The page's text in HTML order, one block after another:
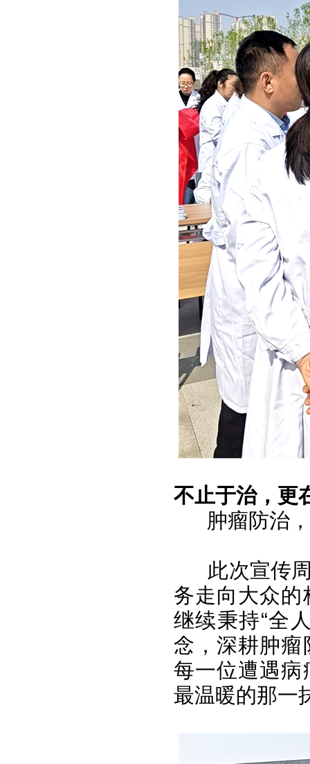
不止于治，更
肿瘤防治
此次宣传
务走向大众
继续秉持“全
念，深耕肿瘤
每一位遭遇病
最温暖的那一